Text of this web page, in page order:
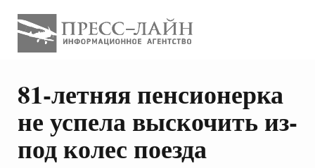
81-летняя пенсионерка
не успела выскочить из-
под колес поезда